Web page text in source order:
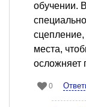
обучении.
сцепление,
места,
осложняет
0